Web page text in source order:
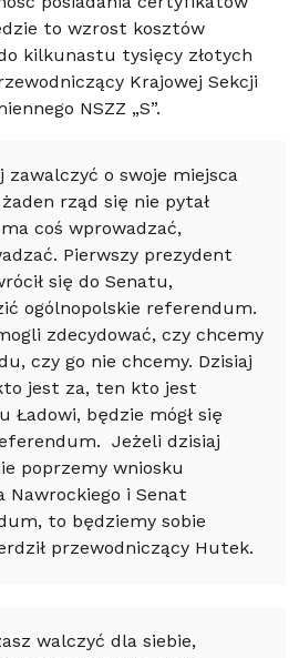
to wzrost kosztów
kilkunastu tysięcy złotych
Krajowej Sekcji
NSZZ „S”.
zawalczyć o swoje miejsca
rząd się nie pytał
coś wprowadzać,
Pierwszy prezydent
się do Senatu,
ogólnopolskie referendum.
zdecydować, czy chcemy
czy go nie chcemy. Dzisiaj
jest za, ten kto jest
Ładowi, będzie mógł się
Jeżeli dzisiaj
poprzemy wniosku
Nawrockiego i Senat
to będziemy sobie
przewodniczący Hutek.
walczyć dla siebie,